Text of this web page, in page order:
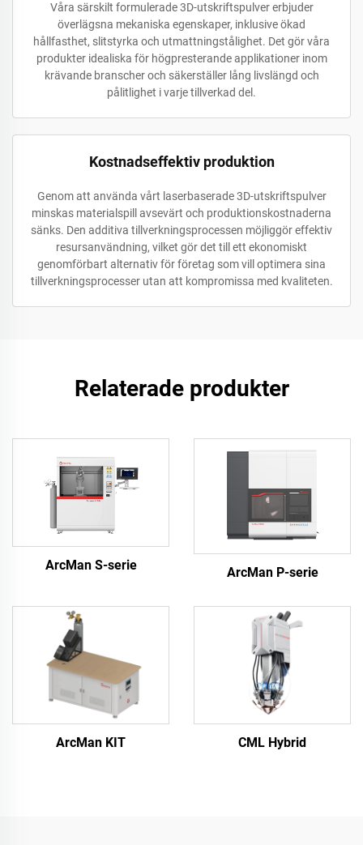
Våra särskilt formulerade 3D-utskriftspulver erbjuder
överlägsna mekaniska egenskaper, inklusive ökad
hållfasthet, slitstyrka och utmattningstålighet. Det gör våra
produkter idealiska för högpresterande applikationer inom
krävande branscher och säkerställer lång livslängd och
pålitlighet i varje tillverkad del.
Kostnadseffektiv produktion
Genom att använda vårt laserbaserade 3D-utskriftspulver
minskas materialspill avsevärt och produktionskostnaderna
sänks. Den additiva tillverkningsprocessen möjliggör effektiv
resursanvändning, vilket gör det till ett ekonomiskt
genomförbart alternativ för företag som vill optimera sina
tillverkningsprocesser utan att kompromissa med kvaliteten.
Relaterade produkter
ArcMan S-serie ArcMan P-serie
ArcMan KIT CML Hybrid